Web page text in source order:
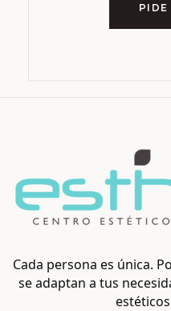
PIDE
Cada persona es única.
se adaptan a tus